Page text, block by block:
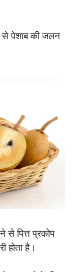
पेशाब की जलन
पित्त प्रकोप
होता है।